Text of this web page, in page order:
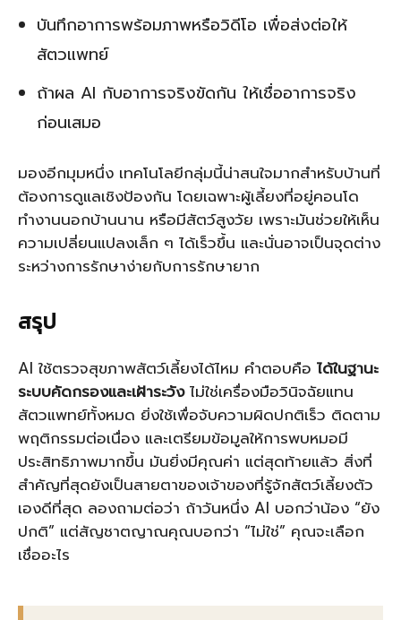
บันทึกอาการพร้อมภาพหรือวิดีโอ เพื่อส่งต่อให้
สัตวแพทย์
ถ้าผล AI กับอาการจริงขัดกัน ให้เชื่ออาการจริง
ก่อนเสมอ
มองอีกมุมหนึ่ง เทคโนโลยีกลุ่มนี้น่าสนใจมากสำหรับบ้านที่
ต้องการดูแลเชิงป้องกัน โดยเฉพาะผู้เลี้ยงที่อยู่คอนโด
ทำงานนอกบ้านนาน หรือมีสัตว์สูงวัย เพราะมันช่วยให้เห็น
ความเปลี่ยนแปลงเล็ก ๆ ได้เร็วขึ้น และนั่นอาจเป็นจุดต่าง
ระหว่างการรักษาง่ายกับการรักษายาก
สรุป
AI ใช้ตรวจสุขภาพสัตว์เลี้ยงได้ไหม คำตอบคือ ได้ในฐานะ
ระบบคัดกรองและเฝ้าระวังไม่ใช่เครื่องมือวินิจฉัยแทน
สัตวแพทย์ทั้งหมด ยิ่งใช้เพื่อจับความผิดปกติเร็ว ติดตาม
พฤติกรรมต่อเนื่อง และเตรียมข้อมูลให้การพบหมอมี
ประสิทธิภาพมากขึ้น มันยิ่งมีคุณค่า แต่สุดท้ายแล้ว สิ่งที่
สำคัญที่สุดยังเป็นสายตาของเจ้าของที่รู้จักสัตว์เลี้ยงตัว
เองดีที่สุด ลองถามต่อว่า ถ้าวันหนึ่ง AI บอกว่าน้อง “ยัง
ปกติ” แต่สัญชาตญาณคุณบอกว่า “ไม่ใช่” คุณจะเลือก
เชื่ออะไร